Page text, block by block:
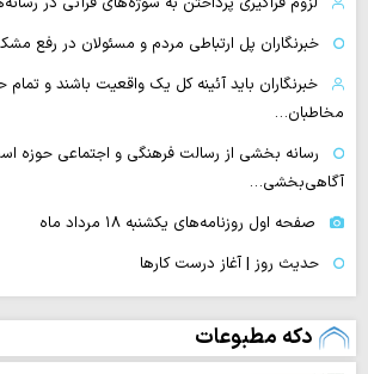
خبرنگاران پل ارتباطی مردم و مسئولان در رفع
خبرنگاران باید آئینه کل یک واقعیت باشند و تمام
مخاطبان…
رسانه بخشی از رسالت فرهنگی و اجتماعی حوزه
آگاهی‌بخشی…
صفحه اول روزنامه‌های یکشنبه ۱۸ مرداد ماه
حدیث روز | آغاز درست کارها
دکه مطبوعات